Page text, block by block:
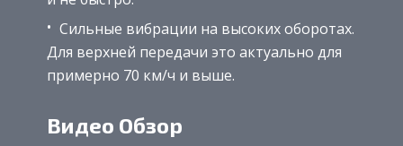
Сильные вибрации на высоких оборотах.
Для верхней передачи это актуально для
примерно 70 км/ч и выше.
Видео Обзор